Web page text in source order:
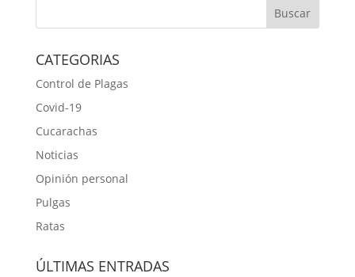
CATEGORIAS
Control de Plagas
Covid-19
Cucarachas
Noticias
Opinión personal
Pulgas
Ratas
ÚLTIMAS ENTRADAS